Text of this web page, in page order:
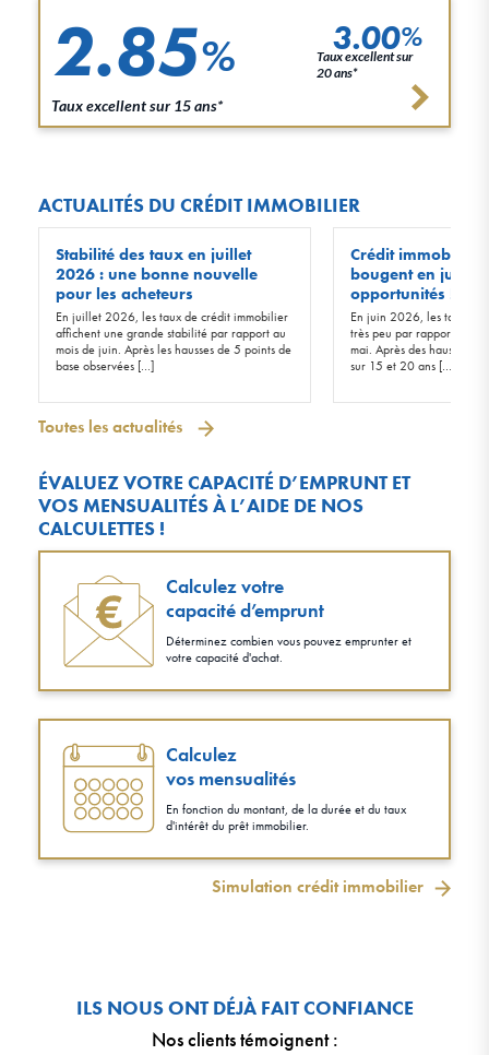
2.85%
Taux excellent sur 15 ans*
3.00%
Taux excellent sur
20 ans*
ACTUALITÉS DU CRÉDIT IMMOBILIER
Stabilité des taux en juillet
2026 : une bonne nouvelle
pour les acheteurs
En juillet 2026, les taux de crédit immobilier
affichent une grande stabilité par rapport au
mois de juin. Après les hausses de 5 points de
base observées […]
Crédit immobilier
bougent en juin
opportunités !
En juin 2026, les taux
très peu par rapport à
mai. Après des hausses
sur 15 et 20 ans […]
Toutes les actualités
ÉVALUEZ VOTRE CAPACITÉ D’EMPRUNT ET
VOS MENSUALITÉS À L’AIDE DE NOS
CALCULETTES !
Calculez votre
capacité d’emprunt
Déterminez combien vous pouvez emprunter et
votre capacité d'achat.
Calculez
vos mensualités
En fonction du montant, de la durée et du taux
d'intérêt du prêt immobilier.
Simulation crédit immobilier
ILS NOUS ONT DÉJÀ FAIT CONFIANCE
Nos clients témoignent: